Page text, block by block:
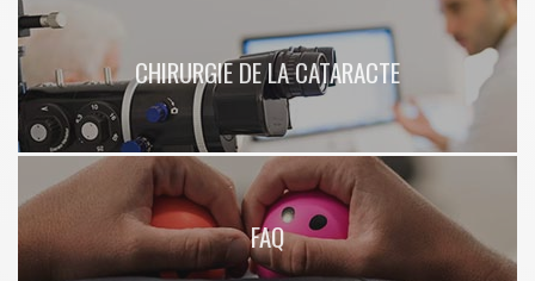
CHIRURGIE DE LA CATARACTE
FAQ